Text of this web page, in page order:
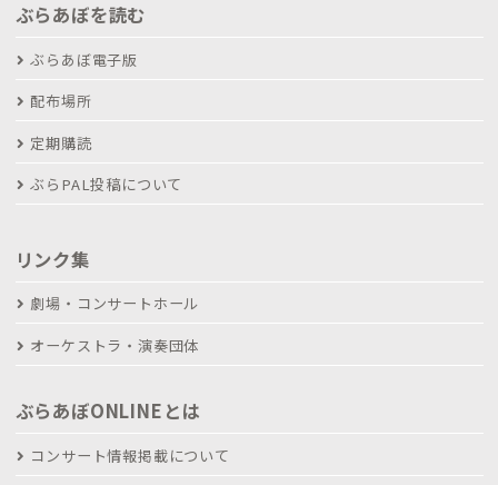
ぶらあぼを読む
ぶらあぼ電子版
配布場所
定期購読
ぶらPAL投稿について
リンク集
劇場・コンサートホール
オーケストラ・演奏団体
ぶらあぼONLINEとは
コンサート情報掲載について